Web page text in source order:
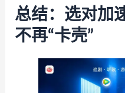
总结：选对加
不再“卡壳”